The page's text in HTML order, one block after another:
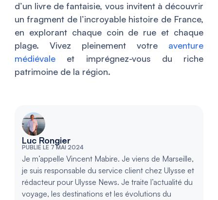
d’un livre de fantaisie, vous invitent à découvrir
un fragment de l’incroyable histoire de France,
en explorant chaque coin de rue et chaque
plage. Vivez pleinement votre aventure
médiévale et imprégnez-vous du riche
patrimoine de la région.
Luc Rongier
PUBLIÉ LE 7 MAI 2024
Je m’appelle Vincent Mabire. Je viens de Marseille,
je suis responsable du service client chez Ulysse et
rédacteur pour Ulysse News. Je traite l’actualité du
voyage, les destinations et les évolutions du